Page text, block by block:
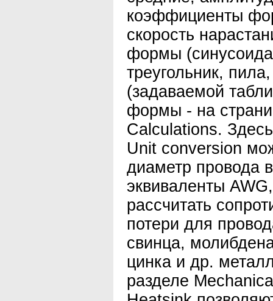
коэффициенты
скорость
формы
треугольник,
(задаваемой
формы - на
Calculations.
Unit conversion
диаметр провода
эквиваленты
рассчитать
потери для
свинца,
цинка и др.
разделе